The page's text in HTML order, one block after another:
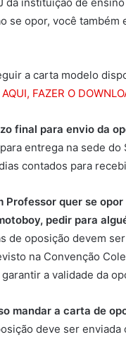
se opor, você
a carta modelo
FAZER O
final para envio da
entrega na sede
contados para
Professor quer se
pedir para
de oposição devem
na Convenção
a validade da
mandar a carta de
deve ser